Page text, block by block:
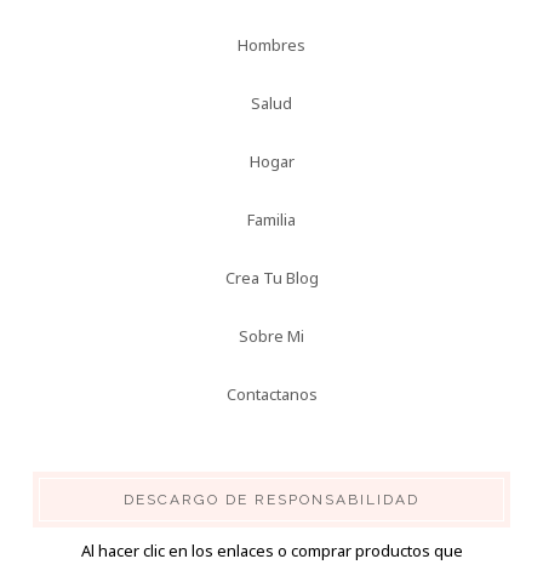
Hombres
Salud
Hogar
Familia
Crea Tu Blog
Sobre Mi
Contactanos
DESCARGO DE RESPONSABILIDAD
Al hacer clic en los enlaces o comprar productos que